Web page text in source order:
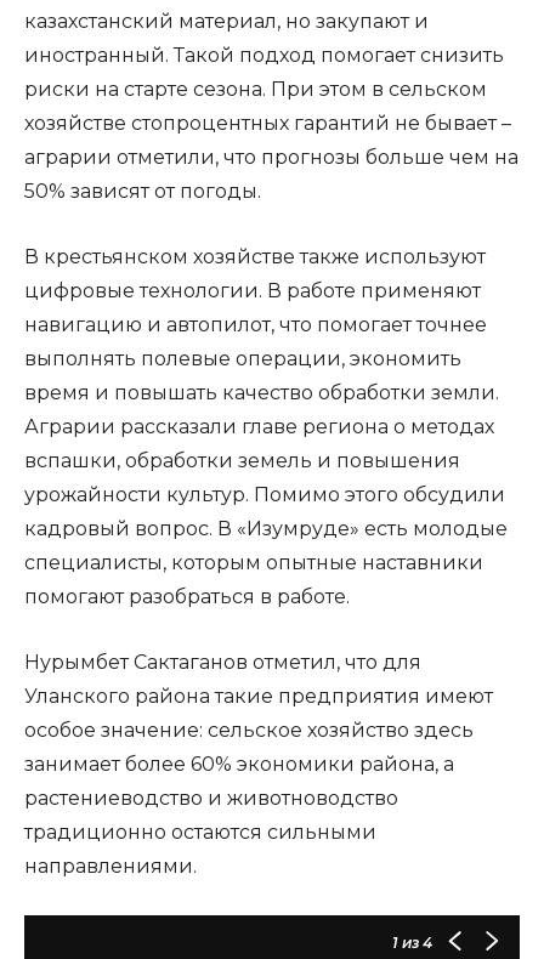
казахстанский материал, но закупают и
иностранный. Такой подход помогает снизить
риски на старте сезона. При этом в сельском
хозяйстве стопроцентных гарантий не бывает –
аграрии отметили, что прогнозы больше чем на
50% зависят от погоды.
В крестьянском хозяйстве также используют
цифровые технологии. В работе применяют
навигацию и автопилот, что помогает точнее
выполнять полевые операции, экономить
время и повышать качество обработки земли.
Аграрии рассказали главе региона о методах
вспашки, обработки земель и повышения
урожайности культур. Помимо этого обсудили
кадровый вопрос. В «Изумруде» есть молодые
специалисты, которым опытные наставники
помогают разобраться в работе.
Нурымбет Сактаганов отметил, что для
Уланского района такие предприятия имеют
особое значение: сельское хозяйство здесь
занимает более 60% экономики района, а
растениеводство и животноводство
традиционно остаются сильными
направлениями.
1 из 4